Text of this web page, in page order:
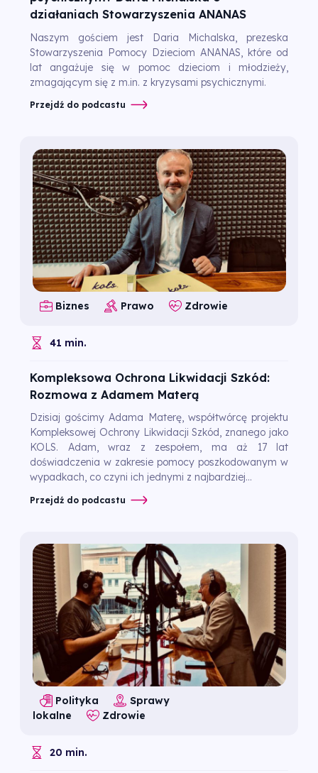
działaniach Stowarzyszenia ANANAS
Naszym gościem jest Daria Michalska, prezeska
Stowarzyszenia Pomocy Dzieciom ANANAS, które od
lat angażuje się w pomoc dzieciom i młodzieży,
zmagającym się z m.in. z kryzysami psychicznymi.
Przejdź do podcastu
Biznes Prawo Zdrowie
41 min.
Kompleksowa Ochrona Likwidacji Szkód:
Rozmowa z Adamem Materą
Dzisiaj gościmy Adama Materę, współtwórcę projektu
Kompleksowej Ochrony Likwidacji Szkód, znanego jako
KOLS. Adam, wraz z zespołem, ma aż 17 lat
doświadczenia w zakresie pomocy poszkodowanym w
wypadkach, co czyni ich jednymi z najbardziej...
Przejdź do podcastu
Polityka
Sprawy
lokalne
Zdrowie
20 min.